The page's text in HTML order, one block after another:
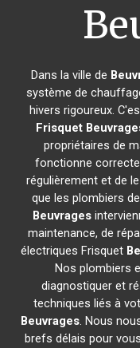
Dans la ville de
système de
hivers rigoureux.
Frisquet
propriétaires de
fonctionne
régulièrement et de
que les plombiers
Beuvrages
maintenance, de
électriques Frisquet
Nos plombiers
diagnostiquer et
techniques liés à
Beuvrages. Nous
brefs délais pour